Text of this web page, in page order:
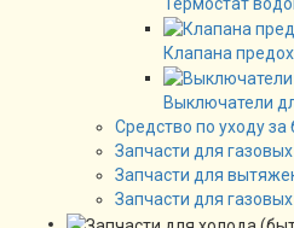
Клапана
Выключатели
Средство по уходу за
Запчасти для
Запчасти для
Запчасти для